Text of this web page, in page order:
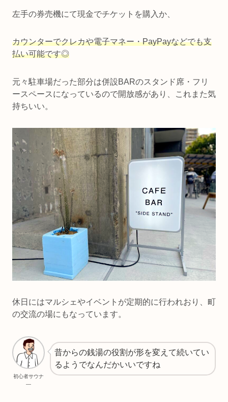
左手の券売機にて現金でチケットを購入か、
カウンターでクレカや電子マネー・PayPayなどでも支
払い可能です◎
元々駐車場だった部分は併設BARのスタンド席・フリ
ースペースになっているので開放感があり、これまた気
持ちいい。
休日にはマルシェやイベントが定期的に行われおり、町
の交流の場にもなっています。
初心者サウナ
―
昔からの銭湯の役割が形を変えて続いてい
るようでなんだかいいですね